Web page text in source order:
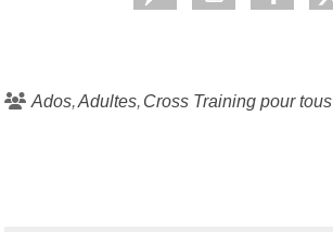
Ados Adultes Cross Training pour tous